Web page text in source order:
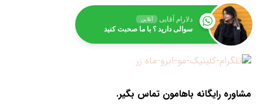
دلارام آقایی آنلاین
سوالی دارید ؟ با ما صحبت کنید
مشاوره رایگانه باهامون تماس بگیر.